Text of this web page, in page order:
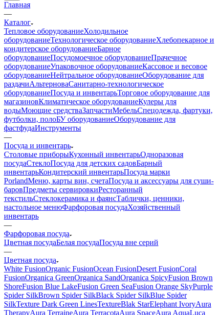
Главная
—
Каталог
Тепловое оборудованиеХолодильное
оборудованиеТехнологическое оборудованиеХлебопекарное и
кондитерское оборудованиеБарное
оборудованиеПосудомоечное оборудованиеПрачечное
оборудованиеУпаковочное оборудованиеКассовое и весовое
оборудованиеНейтральное оборудованиеОборудование для
раздачиАльтерноваСанитарно-технологическое
оборудованиеПосуда и инвентарьТорговое оборудование для
магазиновКлиматическое оборудованиеКулеры для
водыМоющие средстваЗапчастиМебельСпецодежда, фартуки,
футболки, полоБУ оборудованиеОборудование для
фастфудаИнструменты
—
Посуда и инвентарь
Столовые приборыКухонный инвентарьОдноразовая
посудаСтеклоПосуда для детских садовБарный
инвентарьКондитерский инвентарьПосуда марки
PorlandМеню, карты вин, счетаПосуда и аксессуары для суши-
баровПредметы сервировкиРесторанный
текстильСтеклокерамика и фаянсТаблички, ценники,
настольное менюФарфоровая посудаХозяйственный
инвентарь
—
Фарфоровая посуда
Цветная посудаБелая посудаПосуда вне серий
—
Цветная посуда
White FusionOrganic FusionOcean FusionDesert FusionCoral
FusionOrganica GreenOrganica SandOrganica SpicyFusion Brown
ShoreFusion Blue LakeFusion Green SeaFusion Orange SkyPurple
Spider SilkBrown Spider SilkBlack Spider SilkBlue Spider
SilkTexture Dark Green LinesTextureBlak StarElephant IvoryAura
TherapyAura TerraineAura TerracotaAura SpaceAura AquaLuca